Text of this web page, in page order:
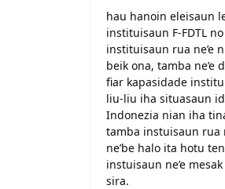
hau hanoin eleisaun
instituisaun F-FDTL
instituisaun rua ne’e
beik ona, tamba
fiar kapasidade
liu-liu iha situasaun
Indonezia nian iha
tamba instuisaun rua
ne’be halo ita hotu
instuisaun ne’e
sira.